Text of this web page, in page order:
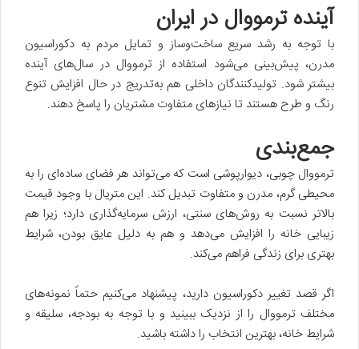
آینده ترمووال در ایران
با توجه به رشد سریع ساخت‌وساز و تمایل مردم به دکوراسیون
مدرن، پیش‌بینی می‌شود استفاده از ترمووال در سال‌های آینده
بیشتر شود. تولیدکنندگان داخلی هم به‌تدریج در حال افزایش تنوع
رنگ و طرح هستند تا نیازهای متفاوت مشتریان را پاسخ دهند.
جمع‌بندی
ترمووال چوبی، دیوارپوشی است که می‌تواند هر فضای ساده‌ای را به
محیطی گرم، مدرن و متفاوت تبدیل کند. این متریال با وجود قیمت
بالاتر نسبت به روش‌های سنتی، ارزش سرمایه‌گذاری دارد؛ زیرا هم
زیبایی خانه را افزایش می‌دهد و هم به دلیل عایق بودن، شرایط
بهتری برای زندگی فراهم می‌کند.
اگر قصد تغییر دکوراسیون دارید، پیشنهاد می‌کنیم حتماً نمونه‌های
مختلف ترمووال را از نزدیک ببینید و با توجه به بودجه، سلیقه و
شرایط خانه، بهترین انتخاب را داشته باشید.